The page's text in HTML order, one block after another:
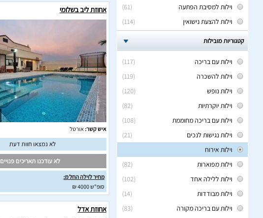
(61)
וילות למסיבת הפתעה
(114)
וילות להצעת נישואין
קטגוריות מובילות
(117)
וילות עם בריכה
(119)
וילות להשכרה
(120)
וילות נופש
(82)
וילות יוקרתיות
(108)
וילות עם בריכה מחוממת
(21)
וילות נגישות לנכים
וילות אירוח
(82)
וילות מפוארות
(102)
וילות ללילה אחד
(14)
וילות מבודדות
(83)
וילות עם בריכה מקורה
אחוזת ליב בשלומי
איש קשר: אורטל
לא נמצאו חוות דעת
לא עודכנו תאריכים פנויים
מחיר לוילה החל מ:
סופ"ש 4000 ₪
אחוזת אדל